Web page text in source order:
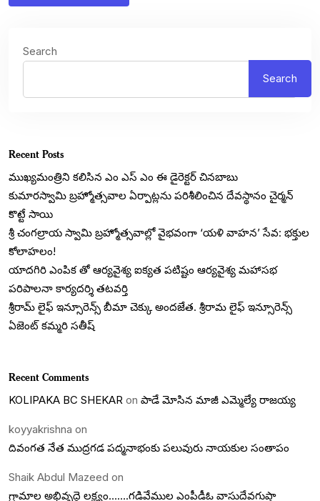
Search
Search
Recent Posts
ముఖ్యమంత్రిని కలిసిన ఎం ఎస్ ఎం ఈ డైరెక్టర్ చినబాబు
కుమారస్వామి బ్రహ్మోత్సవాల ఏర్పాట్లను పరిశీలించిన దేవస్థానం చైర్మన్
కొట్టే సాయి
శ్రీ చంగల్రాయ స్వామి బ్రహ్మోత్సవాల్లో వైభవంగా ‘యళి వాహన’ సేవ: భక్తుల
కోలాహలం!
యాదగిరి ఎంపిక తో ఆర్యవైశ్య ఐక్యత పటిష్టం ఆర్యవైశ్య మహాసభ
పరిపాలనా కార్యదర్శి తటవర్తి
శ్రీరామ్ లైఫ్ ఇన్సూరెన్స్ బీమా చెక్కు అందజేత. శ్రీరామ లైఫ్ ఇన్సూరెన్స్
ఏజెంట్ కమ్మరి సతీష్
Recent Comments
KOLIPAKA BC SHEKAR on పాడే మోసిన మాజీ ఎమ్మెల్యే రాజయ్య
koyyakrishna on
దివంగత నేత ముద్రగడ పద్మనాభంకు పలువురు నాయకుల సంతాపం
Shaik Abdul Mazeed on
గ్రామాల అభివృద్దె లక్ష్యం…….గడివేముల ఎంపీడీఓ వాసుదేవగుప్తా